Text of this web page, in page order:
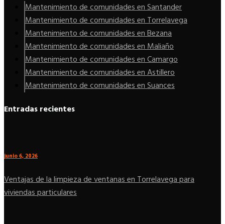
Mantenimiento de comunidades en Santander
Mantenimiento de comunidades en Torrelavega
Mantenimiento de comunidades en Bezana
Mantenimiento de comunidades en Maliaño
Mantenimiento de comunidades en Camargo
Mantenimiento de comunidades en Astillero
Mantenimiento de comunidades en Suances
Entradas recientes
junio 6, 2026
Ventajas de la limpieza de ventanas en Torrelavega para
viviendas particulares